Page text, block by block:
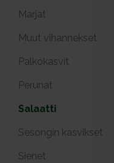
Marjat
Muut vihannekset
Palkokasvit
Perunat
Salaatti
Sesongin kasvikset
Sienet